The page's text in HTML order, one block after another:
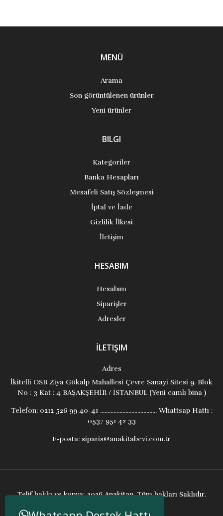
MENÜ
Arama
Son görüntülenen ürünler
Yeni ürünler
BILGI
Kategoriler
Banka Hesapları
Mesafeli Satış Sözleşmesi
İptal ve İade
Gizlilik İlkesi
İletişim
HESABIM
Hesabım
Siparişler
Adresler
İLETIŞIM
Adres
İkitelli OSB Ziya Gökalp Mahallesi Çevre Sanayi Sitesi 9. Blok
No : 3 Kat : 4 BAŞAKŞEHİR / İSTANBUL (Yeni camlı bina )
Telefon:0212 526 99 40-41 ...................................... Whattsap Hattı :
0537 951 42 33
E-posta: siparis@anakitabevi.com.tr
Telif hakkı ve kopya; 2026 Anakitap. Tüm hakları Saklıdır.